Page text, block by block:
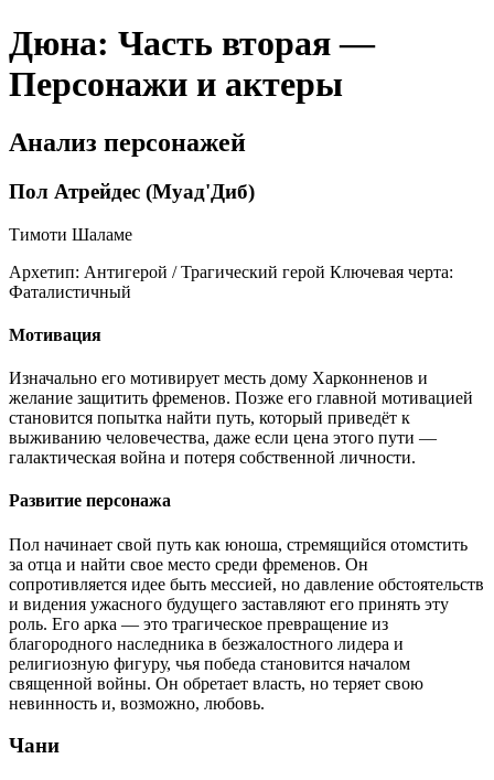
Дюна: Часть вторая —
Персонажи и актеры
Анализ персонажей
Пол Атрейдес (Муад'Диб)
Тимоти Шаламе
Архетип: Антигерой / Трагический герой Ключевая черта:
Фаталистичный
Мотивация
Изначально его мотивирует месть дому Харконненов и
желание защитить фременов. Позже его главной мотивацией
становится попытка найти путь, который приведёт к
выживанию человечества, даже если цена этого пути —
галактическая война и потеря собственной личности.
Развитие персонажа
Пол начинает свой путь как юноша, стремящийся отомстить
за отца и найти свое место среди фременов. Он
сопротивляется идее быть мессией, но давление обстоятельств
и видения ужасного будущего заставляют его принять эту
роль. Его арка — это трагическое превращение из
благородного наследника в безжалостного лидера и
религиозную фигуру, чья победа становится началом
священной войны. Он обретает власть, но теряет свою
невинность и, возможно, любовь.
Чани